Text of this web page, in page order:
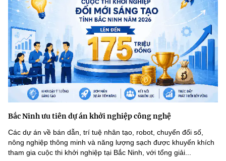
Bắc Ninh ưu tiên dự án khởi nghiệp công nghệ
Các dự án về bán dẫn, trí tuệ nhân tạo, robot, chuyển đổi số,
nông nghiệp thông minh và năng lượng sạch được khuyến khích
tham gia cuộc thi khởi nghiệp tại Bắc Ninh, với tổng giải...